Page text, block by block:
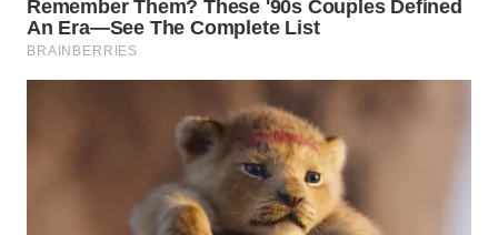
WN
BOROBUDUR